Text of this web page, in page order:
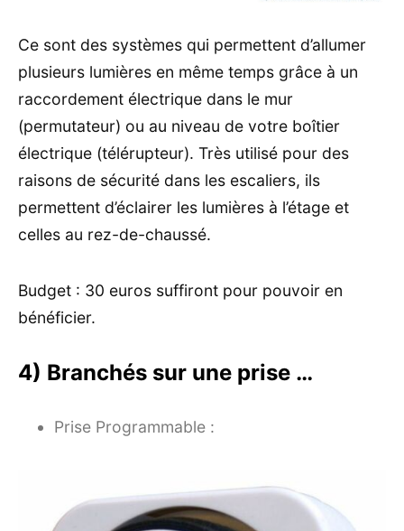
Ce sont des systèmes qui permettent d’allumer
plusieurs lumières en même temps grâce à un
raccordement électrique dans le mur
(permutateur) ou au niveau de votre boîtier
électrique (télérupteur). Très utilisé pour des
raisons de sécurité dans les escaliers, ils
permettent d’éclairer les lumières à l’étage et
celles au rez-de-chaussé.
Budget : 30 euros suffiront pour pouvoir en
bénéficier.
4) Branchés sur une prise …
Prise Programmable :